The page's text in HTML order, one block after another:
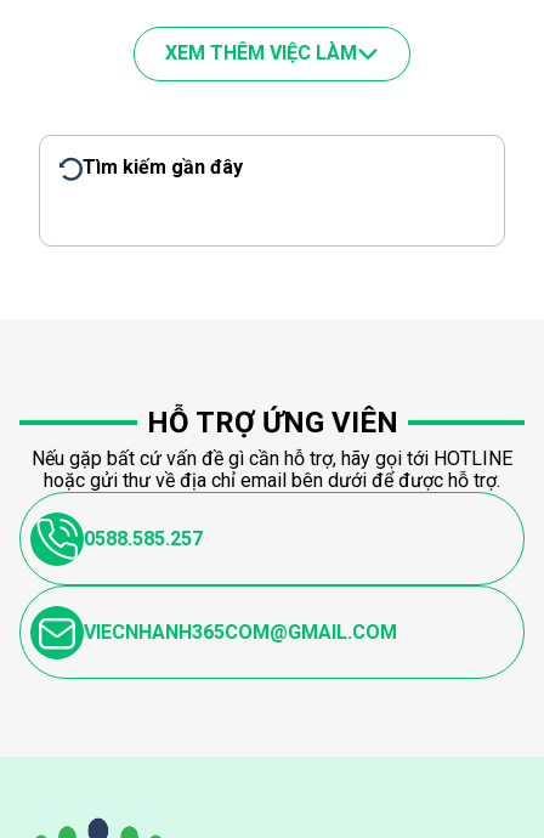
XEM THÊM VIỆC LÀM
Tìm kiếm gần đây
HỖ TRỢ ỨNG VIÊN
Nếu gặp bất cứ vấn đề gì cần hỗ trợ, hãy gọi tới HOTLINE
hoặc gửi thư về địa chỉ email bên dưới để được hỗ trợ.
0588.585.257
VIECNHANH365COM@GMAIL.COM